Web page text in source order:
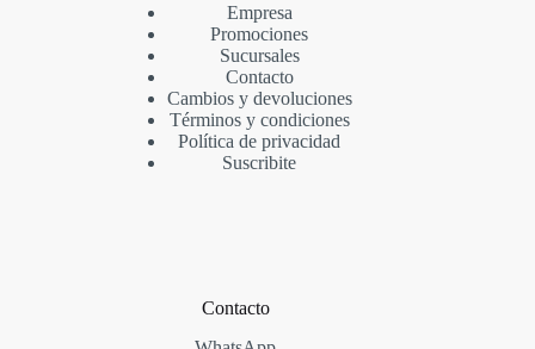
Empresa
Promociones
Sucursales
Contacto
Cambios y devoluciones
Términos y condiciones
Política de privacidad
Suscribite
Contacto